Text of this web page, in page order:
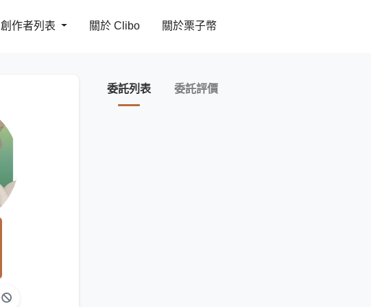
創作者列表 關於 Clibo 關於栗子幣
委託列表 委託評價